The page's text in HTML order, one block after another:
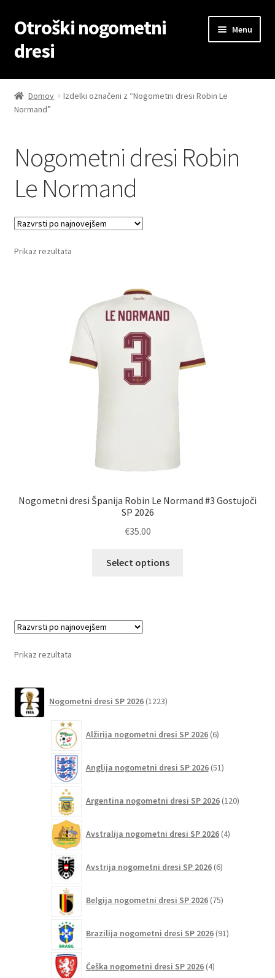
Skip
to
navigation
Skip
to
content
Otroški nogometni
dresi
Menu
Domov
Blog
Košarica
Domov
Izdelki označeni z “Nogometni dresi Robin Le
Normand”
Nogometni dresi Robin
Le Normand
Prikaz rezultata
Nogometni dresi Španija Robin Le Normand #3 Gostujoči
SP 2026
€35.00
Select options
Prikaz rezultata
Nogometni dresi SP 2026 1223izdelkov
Alžirija nogometni dresi SP 2026 6izdelkov
Anglija nogometni dresi SP 2026 51izdelkov
Argentina nogometni dresi SP 2026 120izdelkov
Avstralija nogometni dresi SP 2026 4izdelki
Avstrija nogometni dresi SP 2026 6izdelkov
Belgija nogometni dresi SP 2026 75izdelkov
Brazilija nogometni dresi SP 2026 91izdelkov
Češka nogometni dresi SP 2026 4izdelki